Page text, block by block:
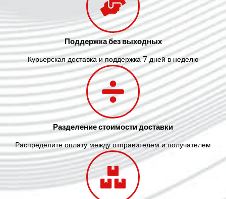
Поддержка без выходных
Курьерская доставка и поддержка 7 дней в неделю
Разделение стоимости доставки
Распределите оплату между отправителем и получателем